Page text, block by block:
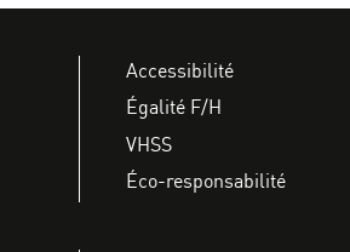
Accessibilité
Égalité F/H
VHSS
Éco-responsabilité